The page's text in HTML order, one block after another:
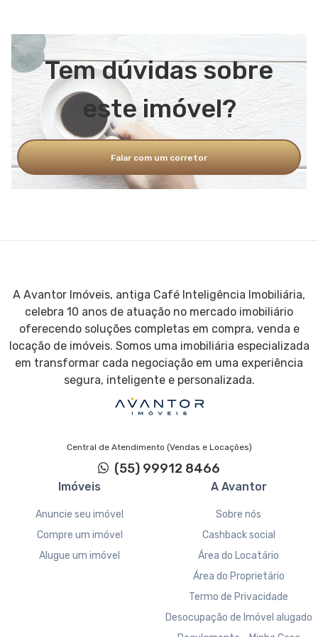
Tem dúvidas sobre
este imóvel?
Falar com um corretor
A Avantor Imóveis, antiga Café Inteligência Imobiliária,
celebra 10 anos de atuação no mercado imobiliário
oferecendo soluções completas em compra, venda e
locação de imóveis. Somos uma imobiliária especializada
em transformar cada negociação em uma experiência
segura, inteligente e personalizada.
Central de Atendimento (Vendas e Locações)
(55) 99912 8466
Imóveis
Anuncie seu imóvel
Compre um imóvel
Alugue um imóvel
A Avantor
Sobre nós
Cashback social
Área do Locatário
Área do Proprietário
Termo de Privacidade
Desocupação de Imóvel alugado